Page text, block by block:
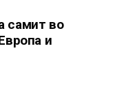
самит во
и